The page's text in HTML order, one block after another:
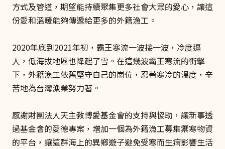
方式及管道，期望能持續聚集更多社會大眾的愛心，讓這
份愛和溫暖能夠傳遞給更多的外籍漁工。
2020年底到2021年初，霸王寒流一波接一波，冷度逼
人，低海拔地區也降起了雪。在這幾波霸王寒流的衝擊
下，外籍漁工依舊堅守自己的崗位，忍著寒冷的溫度，辛
苦地為台灣漁業努力著。
感謝財團法人天主教博愛基金會的支持與協助，讓新事透
過基金會的愛德專案，增加一個為外籍漁工募集禦寒物資
的平台，讓這群海上的異鄉遊子避免受寒而生病影響生活